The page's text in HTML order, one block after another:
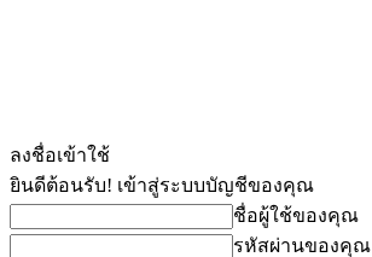
ลงชื่อเข้าใช้
ยินดีต้อนรับ! เข้าสู่ระบบบัญชีของคุณ
ชื่อผู้ใช้ของคุณ
รหัสผ่านของคุณ